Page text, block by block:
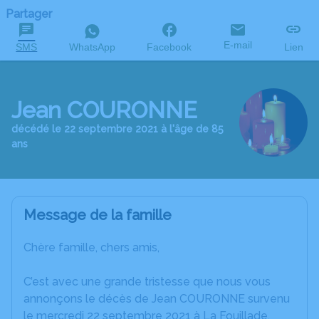
Partager
SMS WhatsApp Facebook E-mail Lien
Jean COURONNE
décédé le 22 septembre 2021 à l'âge de 85
ans
Message de la famille
Chère famille, chers amis,
C’est avec une grande tristesse que nous vous
annonçons le décès de Jean COURONNE survenu
le mercredi 22 septembre 2021 à La Fouillade.